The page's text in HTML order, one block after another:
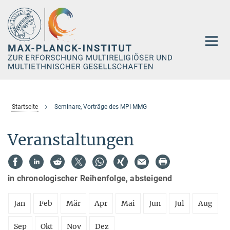
Hauptinhalt
Startseite Seminare, Vorträge des MPI-MMG
Veranstaltungen
in chronologischer Reihenfolge, absteigend
Jan Feb Mär Apr Mai Jun Jul Aug
Sep Okt Nov Dez